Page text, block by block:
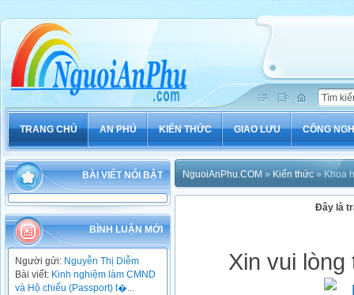
TRANG CHỦ AN PHÚ KIẾN THỨC GIAO LƯU CÔNG
BÀI VIẾT NỔI BẬT
BÌNH LUẬN MỚI
Người gửi: Nguyễn Thị Diễm
Bài viết: Kinh nghiệm làm CMND
và Hộ chiếu (Passport) t�...
NguoiAnPhu.COM » Kiến thức » Khoa
Đây là
Xin vui